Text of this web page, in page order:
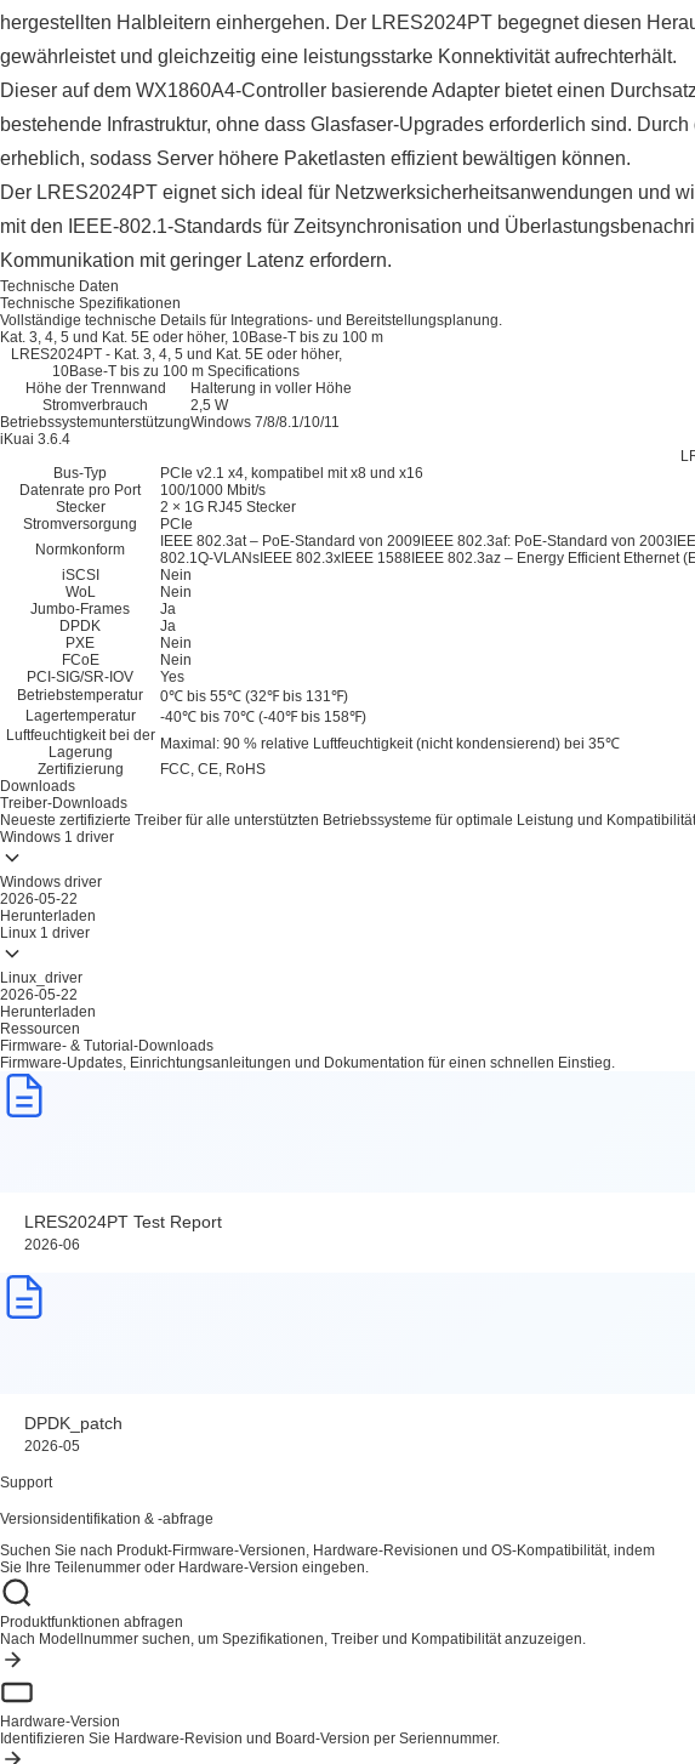
hergestellten Halbleitern einhergehen. Der LRES2024PT begegnet diesen
gewährleistet und gleichzeitig eine leistungsstarke Konnektivität aufrechterhält.
Dieser auf dem WX1860A4-Controller basierende Adapter bietet einen
bestehende Infrastruktur, ohne dass Glasfaser-Upgrades erforderlich sind.
erheblich, sodass Server höhere Paketlasten effizient bewältigen können.
Der LRES2024PT eignet sich ideal für Netzwerksicherheitsanwendungen und
mit den IEEE-802.1-Standards für Zeitsynchronisation und
Kommunikation mit geringer Latenz erfordern.
Technische Daten
Technische Spezifikationen
Vollständige technische Details für Integrations- und Bereitstellungsplanung.
Kat. 3, 4, 5 und Kat. 5E oder höher, 10Base-T bis zu 100 m
LRES2024PT - Kat. 3, 4, 5 und Kat. 5E oder höher,
10Base-T bis zu 100 m Specifications
Höhe der Trennwand
Halterung in voller Höhe
Stromverbrauch
2,5 W
BetriebssystemunterstützungWindows 7/8/8.1/10/11
iKuai 3.6.4
Bus-Typ
PCIe v2.1 x4, kompatibel mit x8 und x16
Datenrate pro Port
100/1000 Mbit/s
Stecker
2 × 1G RJ45 Stecker
Stromversorgung
PCIe
Normkonform
IEEE 802.3at – PoE-Standard von 2009IEEE 802.3af: PoE-Standard von
802.1Q-VLANsIEEE 802.3xIEEE 1588IEEE 802.3az – Energy Efficient Ethernet
iSCSI
Nein
WoL
Nein
Jumbo-Frames
Ja
DPDK
Ja
PXE
Nein
FCoE
Nein
PCI-SIG/SR-IOV
Yes
Betriebstemperatur
0℃ bis 55℃ (32℉ bis 131℉)
Lagertemperatur
-40℃ bis 70℃ (-40℉ bis 158℉)
Luftfeuchtigkeit bei der
Lagerung
Maximal: 90 % relative Luftfeuchtigkeit (nicht kondensierend) bei 35℃
Zertifizierung
FCC, CE, RoHS
Downloads
Treiber-Downloads
Neueste zertifizierte Treiber für alle unterstützten Betriebssysteme für optimale Leistung und
Windows 1 driver
Windows driver
2026-05-22
Herunterladen
Linux 1 driver
Linux_driver
2026-05-22
Herunterladen
Ressourcen
Firmware- & Tutorial-Downloads
Firmware-Updates, Einrichtungsanleitungen und Dokumentation für einen schnellen Einstieg.
LRES2024PT Test Report
2026-06
DPDK_patch
2026-05
Support
Versionsidentifikation & -abfrage
Suchen Sie nach Produkt-Firmware-Versionen, Hardware-Revisionen und OS-Kompatibilität, indem
Sie Ihre Teilenummer oder Hardware-Version eingeben.
Produktfunktionen abfragen
Nach Modellnummer suchen, um Spezifikationen, Treiber und Kompatibilität anzuzeigen.
Hardware-Version
Identifizieren Sie Hardware-Revision und Board-Version per Seriennummer.